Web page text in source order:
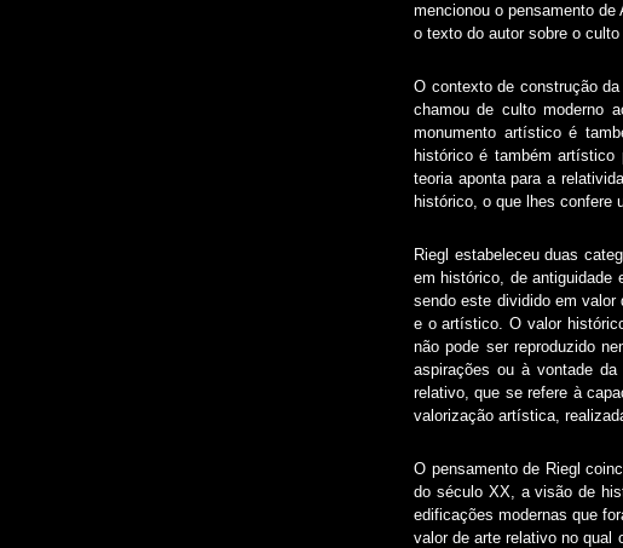
mencionou o pensamento
o texto do autor sobre o
O contexto de construção
chamou de culto moderno
monumento artístico é
histórico é também artístico
teoria aponta para a
histórico, o que lhes confere
Riegl estabeleceu duas
em histórico, de antiguidade
sendo este dividido em
e o artístico. O valor
não pode ser reproduzido
aspirações ou à vontade
relativo, que se refere à
valorização artística,
O pensamento de Riegl
do século XX, a visão de
edificações modernas que
valor de arte relativo no qual